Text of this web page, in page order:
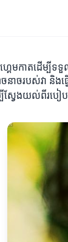
គេមកាតដើម្បី
នាចរបស់វា និង
បីស្វែងយល់ពីរប